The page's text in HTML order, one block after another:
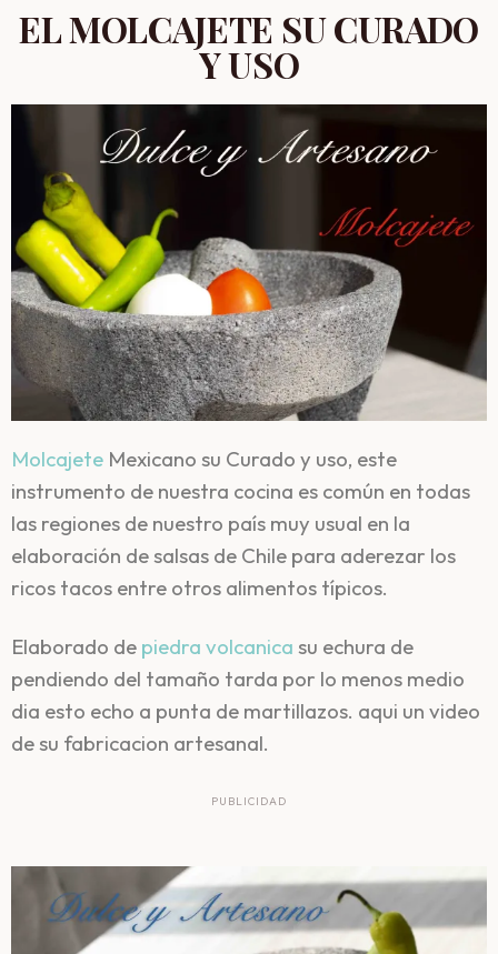
EL MOLCAJETE SU CURADO
Y USO
Molcajete Mexicano su Curado y uso, este
instrumento de nuestra cocina es común en todas
las regiones de nuestro país muy usual en la
elaboración de salsas de Chile para aderezar los
ricos tacos entre otros alimentos típicos.
Elaborado de piedra volcanica su echura de
pendiendo del tamaño tarda por lo menos medio
dia esto echo a punta de martillazos. aqui un video
de su fabricacion artesanal.
PUBLICIDAD